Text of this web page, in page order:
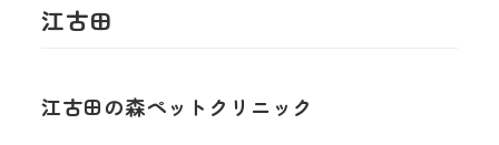
江古田
江古田の森ペットクリニック